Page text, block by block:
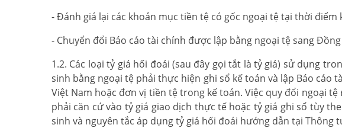
- Đánh giá lại các khoản mục tiền tệ có gốc ngoại tệ tại thời điểm
- Chuyển đổi Báo cáo tài chính được lập bằng ngoại tệ sang
1.2. Các loại tỷ giá hối đoái (sau đây gọi tắt là tỷ giá) sử dụng
sinh bằng ngoại tệ phải thực hiện ghi sổ kế toán và lập Báo
Việt Nam hoặc đơn vị tiền tệ trong kế toán. Việc quy đổi ngoại
phải căn cứ vào tỷ giá giao dịch thực tế hoặc tỷ giá ghi sổ tùy
sinh và nguyên tắc áp dụng tỷ giá hối đoái hướng dẫn tại Thông